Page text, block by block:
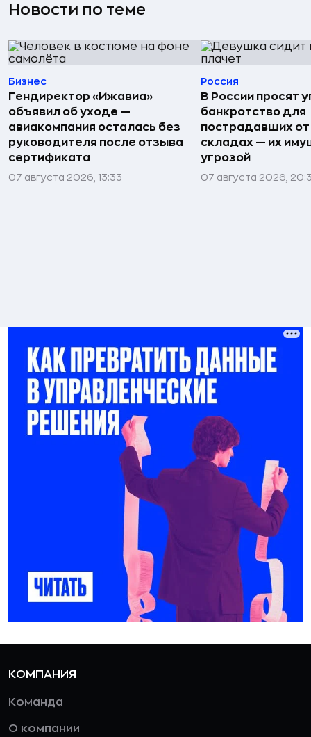
Новости по теме
Бизнес
Гендиректор «Ижавиа»
объявил об уходе —
авиакомпания осталась без
руководителя после отзыва
сертификата
07 августа 2026, 13:33
Россия
В России просят
банкротство для
пострадавших
складах — их
угрозой
07 августа 2026,
КОМПАНИЯ
Команда
О компании